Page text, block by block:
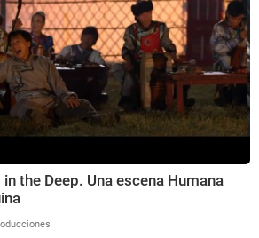
the Deep. Una escena Humana